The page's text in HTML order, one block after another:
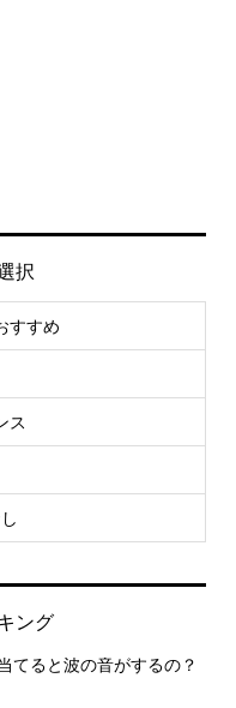
択
すすめ
ス
ング
てると波の音がするの？